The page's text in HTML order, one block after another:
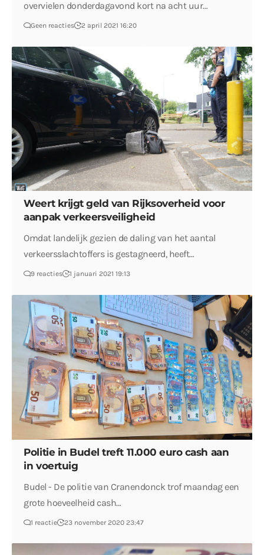
overvielen donderdagavond kort na acht uur…
Geen reacties 2 april 2021 16:20
Weert krijgt geld van Rijksoverheid voor
aanpak verkeersveiligheid
Omdat landelijk gezien de daling van het aantal
verkeersslachtoffers is gestagneerd, heeft…
9 reacties 1 januari 2021 19:13
Politie in Budel treft 11.000 euro cash aan
in voertuig
Budel - De politie van Cranendonck trof maandag een
grote hoeveelheid cash…
1 reactie 23 november 2020 23:47